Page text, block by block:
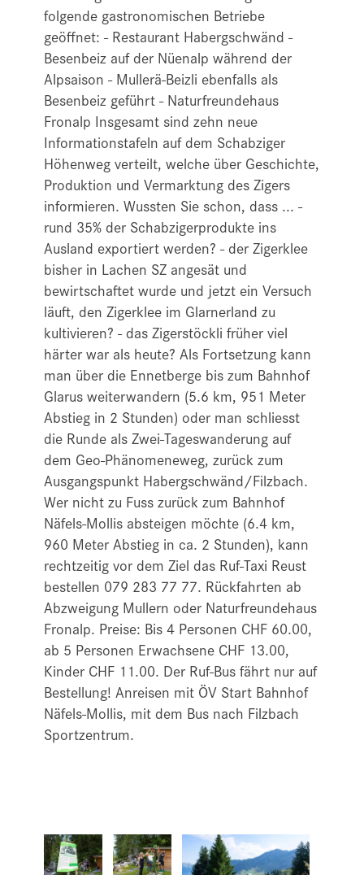
folgende gastronomischen Betriebe
geöffnet: - Restaurant Habergschwänd -
Besenbeiz auf der Nüenalp während der
Alpsaison - Mullerä-Beizli ebenfalls als
Besenbeiz geführt - Naturfreundehaus
Fronalp Insgesamt sind zehn neue
Informationstafeln auf dem Schabziger
Höhenweg verteilt, welche über Geschichte,
Produktion und Vermarktung des Zigers
informieren. Wussten Sie schon, dass ... -
rund 35% der Schabzigerprodukte ins
Ausland exportiert werden? - der Zigerklee
bisher in Lachen SZ angesät und
bewirtschaftet wurde und jetzt ein Versuch
läuft, den Zigerklee im Glarnerland zu
kultivieren? - das Zigerstöckli früher viel
härter war als heute? Als Fortsetzung kann
man über die Ennetberge bis zum Bahnhof
Glarus weiterwandern (5.6 km, 951 Meter
Abstieg in 2 Stunden) oder man schliesst
die Runde als Zwei-Tageswanderung auf
dem Geo-Phänomeneweg, zurück zum
Ausgangspunkt Habergschwänd/Filzbach.
Wer nicht zu Fuss zurück zum Bahnhof
Näfels-Mollis absteigen möchte (6.4 km,
960 Meter Abstieg in ca. 2 Stunden), kann
rechtzeitig vor dem Ziel das Ruf-Taxi Reust
bestellen 079 283 77 77. Rückfahrten ab
Abzweigung Mullern oder Naturfreundehaus
Fronalp. Preise: Bis 4 Personen CHF 60.00,
ab 5 Personen Erwachsene CHF 13.00,
Kinder CHF 11.00. Der Ruf-Bus fährt nur auf
Bestellung! Anreisen mit ÖV Start Bahnhof
Näfels-Mollis, mit dem Bus nach Filzbach
Sportzentrum.